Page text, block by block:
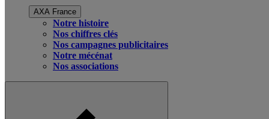
AXA France
Notre histoire
Nos chiffres clés
Nos campagnes publicitaires
Notre mécénat
Nos associations